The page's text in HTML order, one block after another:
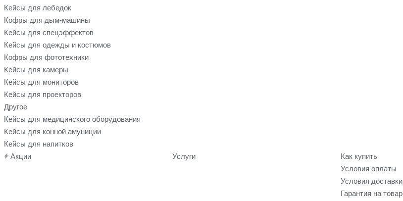
Кейсы для лебедок
Кофры для дым-машины
Кейсы для спецэффектов
Кейсы для одежды и костюмов
Кофры для фототехники
Кейсы для камеры
Кейсы для мониторов
Кейсы для проекторов
Другое
Кейсы для медицинского оборудования
Кейсы для конной амуниции
Кейсы для напитков
Акции Услуги
Как купить
Условия оплаты
Условия доставки
Гарантия на товар